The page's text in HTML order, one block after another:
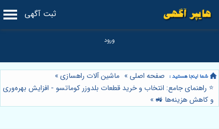
ثبت آگهی
صفحه اصلی » ماشین آلات راهسازی»
⭐️ راهنمای جامع: انتخاب و خرید قطعات بلدوزر کوماتسو - افزایش بهره‌وری
و کاهش هزینه‌ها 🚜 »